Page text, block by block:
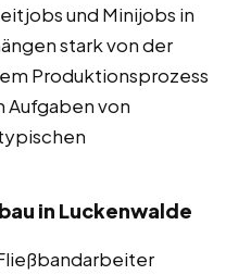
und Minijobs in
stark von der
Produktionsprozess
Aufgaben von
in Luckenwalde